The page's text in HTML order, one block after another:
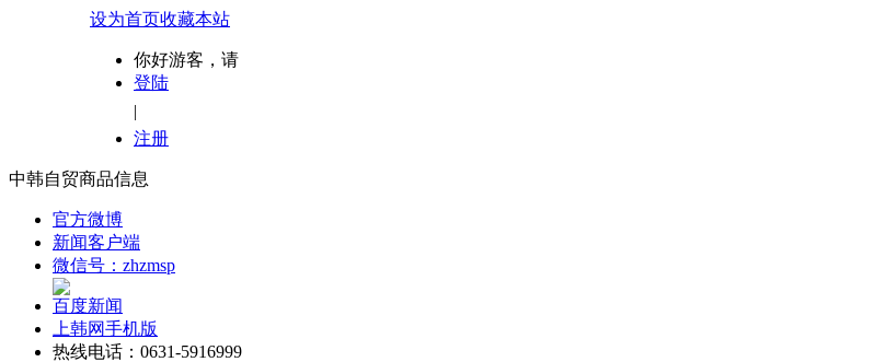
设为首页收藏本站
你好游客，请
登陆
|
注册
中韩自贸商品信息
官方微博
新闻客户端
微信号：zhzmsp
百度新闻
上韩网手机版
热线电话：0631-5916999